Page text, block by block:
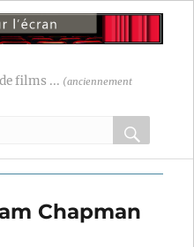
films ... (anciennement
OK
Chapman